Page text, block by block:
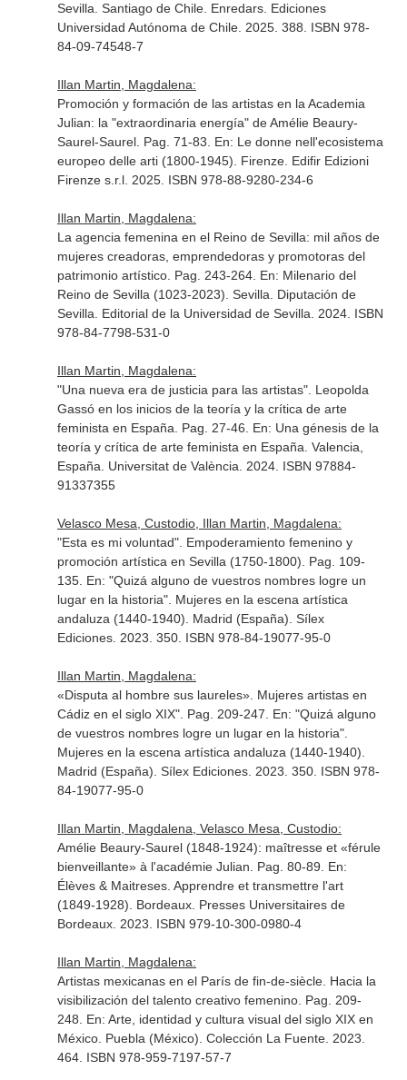
Sevilla. Santiago de Chile. Enredars. Ediciones
Universidad Autónoma de Chile. 2025. 388. ISBN 978-
84-09-74548-7
Illan Martin, Magdalena:
Promoción y formación de las artistas en la Academia
Julian: la "extraordinaria energía" de Amélie Beaury-
Saurel-Saurel. Pag. 71-83. En: Le donne nell'ecosistema
europeo delle arti (1800-1945) . Firenze. Edifir Edizioni
Firenze s.r.l. 2025. ISBN 978-88-9280-234-6
Illan Martin, Magdalena:
La agencia femenina en el Reino de Sevilla: mil años de
mujeres creadoras, emprendedoras y promotoras del
patrimonio artístico. Pag. 243-264. En: Milenario del
Reino de Sevilla (1023-2023) . Sevilla. Diputación de
Sevilla. Editorial de la Universidad de Sevilla. 2024. ISBN
978-84-7798-531-0
Illan Martin, Magdalena:
"Una nueva era de justicia para las artistas". Leopolda
Gassó en los inicios de la teoría y la crítica de arte
feminista en España. Pag. 27-46. En: Una génesis de la
teoría y crítica de arte feminista en España . Valencia,
España. Universitat de València. 2024. ISBN 978­84­
9133­735­5
Velasco Mesa, Custodio, Illan Martin, Magdalena:
"Esta es mi voluntad". Empoderamiento femenino y
promoción artística en Sevilla (1750-1800). Pag. 109-
135. En: "Quizá alguno de vuestros nombres logre un
lugar en la historia". Mujeres en la escena artística
andaluza (1440-1940) . Madrid (España). Sílex
Ediciones. 2023. 350. ISBN 978-84-19077-95-0
Illan Martin, Magdalena:
«Disputa al hombre sus laureles». Mujeres artistas en
Cádiz en el siglo XIX". Pag. 209-247. En: "Quizá alguno
de vuestros nombres logre un lugar en la historia".
Mujeres en la escena artística andaluza (1440-1940)
Madrid (España). Sílex Ediciones. 2023. 350. ISBN 978-
84-19077-95-0
Illan Martin, Magdalena, Velasco Mesa, Custodio:
Amélie Beaury-Saurel (1848-1924): maîtresse et «férule
bienveillante» à l'académie Julian. Pag. 80-89. En:
Élèves & Maitreses. Apprendre et transmettre l'art
(1849-1928) . Bordeaux. Presses Universitaires de
Bordeaux. 2023. ISBN 979-10-300-0980-4
Illan Martin, Magdalena:
Artistas mexicanas en el París de fin-de-siècle. Hacia la
visibilización del talento creativo femenino. Pag. 209-
248. En: Arte, identidad y cultura visual del siglo XIX en
México. Puebla (México). Colección La Fuente. 2023.
464. ISBN 978-959-7197-57-7